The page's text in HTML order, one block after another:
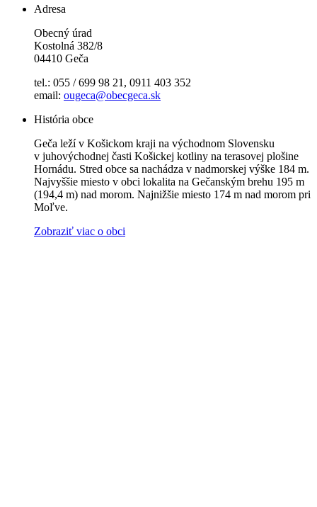
Adresa
Obecný úrad
Kostolná 382/8
04410 Geča
tel.: 055 / 699 98 21, 0911 403 352
email: ougeca@obecgeca.sk
História obce
Geča leží v Košickom kraji na východnom Slovensku
v juhovýchodnej časti Košickej kotliny na terasovej plošine
Hornádu. Stred obce sa nachádza v nadmorskej výške 184 m.
Najvyššie miesto v obci lokalita na Gečanským brehu 195 m
(194,4 m) nad morom. Najnižšie miesto 174 m nad morom pri
Moľve.
Zobraziť viac o obci